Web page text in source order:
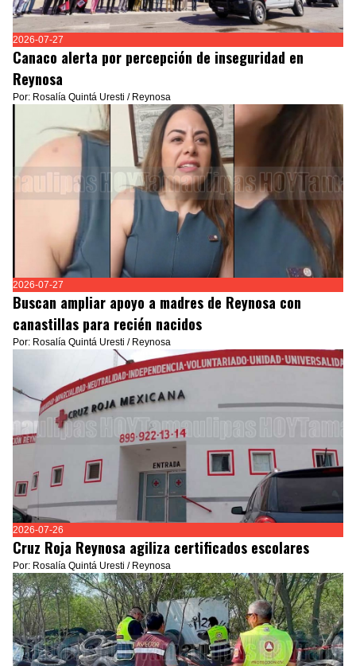
2026-07-27
Canaco alerta por percepción de inseguridad en
Reynosa
Por: Rosalía Quintá Uresti / Reynosa
2026-07-27
Buscan ampliar apoyo a madres de Reynosa con
canastillas para recién nacidos
Por: Rosalía Quintá Uresti / Reynosa
2026-07-26
Cruz Roja Reynosa agiliza certificados escolares
Por: Rosalía Quintá Uresti / Reynosa